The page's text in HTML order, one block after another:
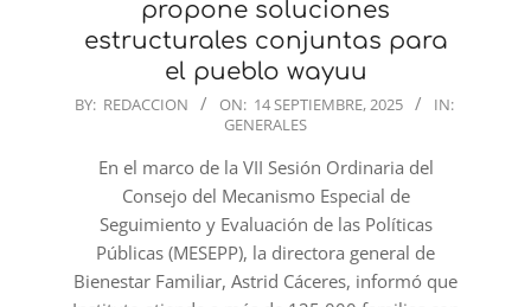
propone soluciones
estructurales conjuntas para
el pueblo wayuu
2025-
BY: REDACCION ON: 14 SEPTIEMBRE, 2025
IN:
GENERALES
En el marco de la VII Sesión Ordinaria del
Consejo del Mecanismo Especial de
Seguimiento y Evaluación de las Políticas
Públicas (MESEPP), la directora general de
Bienestar Familiar, Astrid Cáceres, informó que